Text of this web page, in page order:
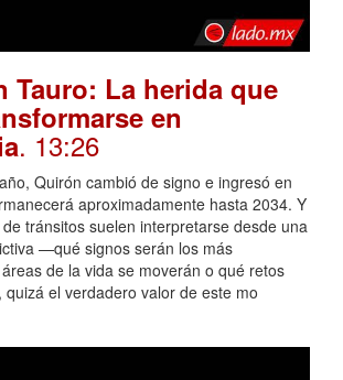
Tauro: La herida que
en
. 13:26
Quirón cambió de signo e ingresó en
aproximadamente hasta 2034. Y
tránsitos suelen interpretarse desde una
—qué signos serán los más
de la vida se moverán o qué retos
el verdadero valor de este mo